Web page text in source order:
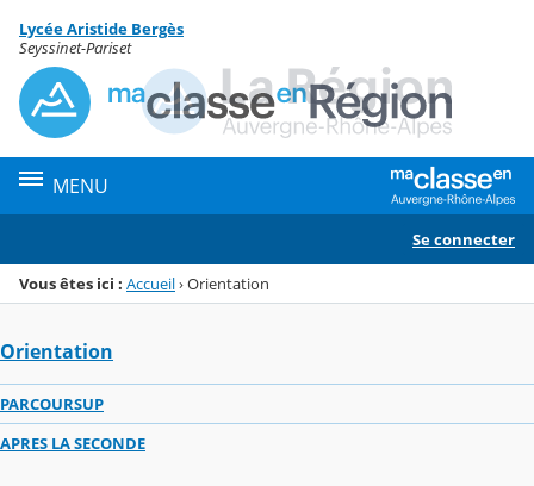
Menu de la rubrique
Contenu
Lycée Aristide Bergès
Seyssinet-Pariset
MENU
Se connecter
Vous êtes ici : Accueil›Orientation
Orientation
PARCOURSUP
APRES LA SECONDE